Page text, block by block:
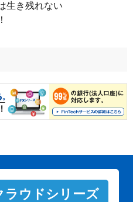
生き残れない
ラウドシリーズ